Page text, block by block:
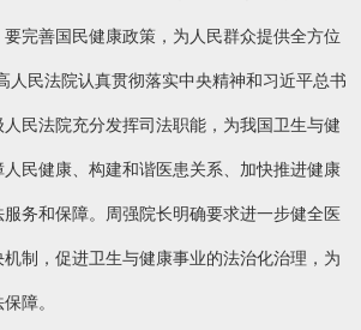
完善国民健康政策，为人民群众提供全方位
人民法院认真贯彻落实中央精神和习近平总书
民法院充分发挥司法职能，为我国卫生与健
民健康、构建和谐医患关系、加快推进健康
务和保障。周强院长明确要求进一步健全医
制，促进卫生与健康事业的法治化治理，为
障。